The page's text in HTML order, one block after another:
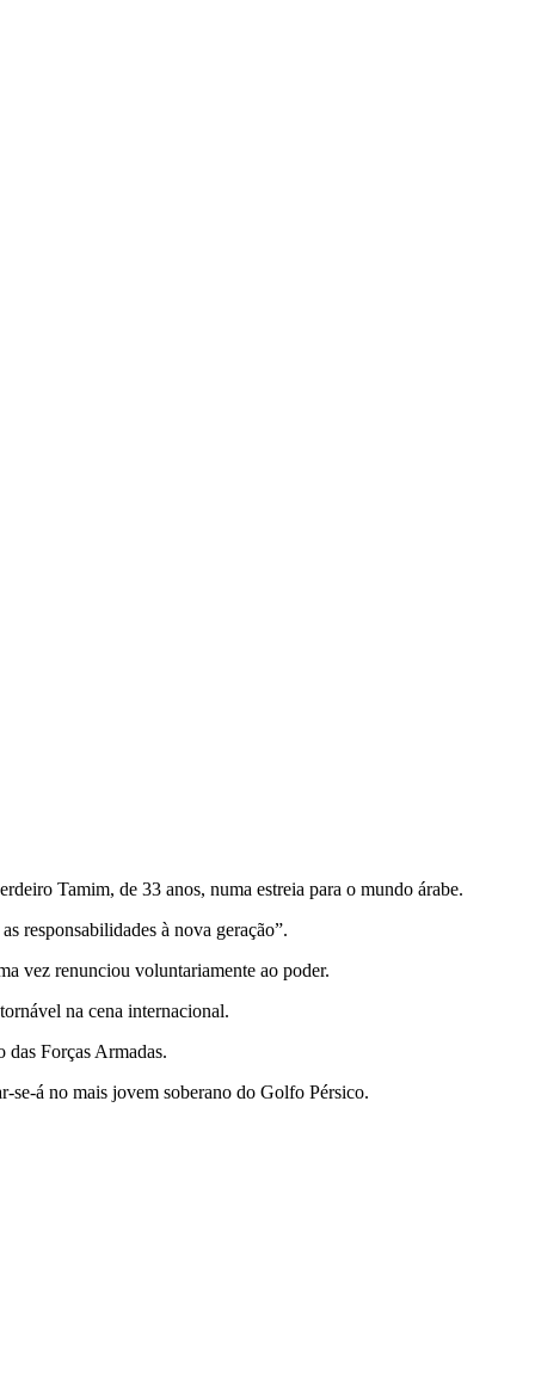
Tamim, de 33 anos, numa estreia para o mundo árabe.
responsabilidades à nova geração”.
vez renunciou voluntariamente ao poder.
na cena internacional.
Forças Armadas.
á no mais jovem soberano do Golfo Pérsico.